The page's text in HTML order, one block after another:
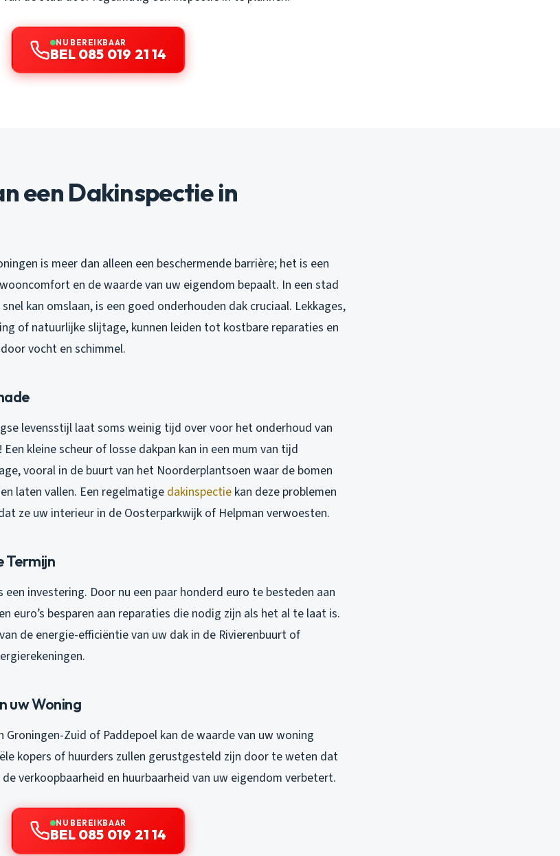
NU BEREIKBAAR
BEL 085 019 21 14
een Dakinspectie in
is meer dan alleen een beschermende barrière; het is een
en de waarde van uw eigendom bepaalt. In een stad
kan omslaan, is een goed onderhouden dak cruciaal. Lekkages,
of natuurlijke slijtage, kunnen leiden tot kostbare reparaties en
vocht en schimmel.
levensstijl laat soms weinig tijd over voor het onderhoud van
kleine scheur of losse dakpan kan in een mum van tijd
vooral in de buurt van het Noorderplantsoen waar de bomen
laten vallen. Een regelmatige dakinspectie kan deze problemen
ze uw interieur in de Oosterparkwijk of Helpman verwoesten.
Termijn
een investering. Door nu een paar honderd euro te besteden aan
euro’s besparen aan reparaties die nodig zijn als het al te laat is.
de energie-efficiëntie van uw dak in de Rivierenbuurt of
uw Woning
Groningen-Zuid of Paddepoel kan de waarde van uw woning
kopers of huurders zullen gerustgesteld zijn door te weten dat
verkoopbaarheid en huurbaarheid van uw eigendom verbetert.
NU BEREIKBAAR
BEL 085 019 21 14